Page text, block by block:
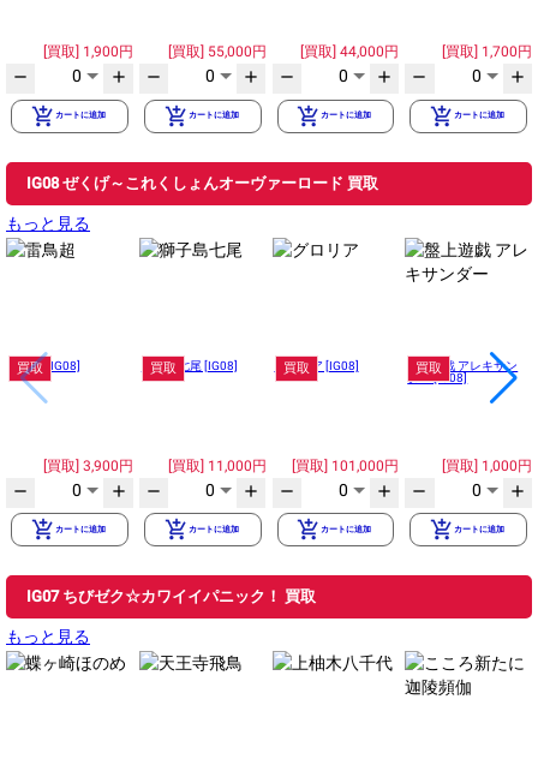
1,900円
remove 0 add
add_shopping_cart カートに追加
55,000円
remove 0 add
add_shopping_cart カートに追加
44,000円
remove 0 add
add_shopping_cartカートに追加
1,700円
remove 0 add
add_shopping_cartカートに追加
IG08 ぜくげ～これくしょんオーヴァーロード 買取
もっと見る
買取
雷鳥超 [IG08]
3,900円
remove 0 add
add_shopping_cart カートに追加
買取
獅子島七尾 [IG08]
11,000円
remove 0 add
add_shopping_cart カートに追加
買取
グロリア [IG08]
101,000円
remove 0 add
add_shopping_cartカートに追加
買取
盤上遊戯 アレキサン
ダー [IG08]
1,000円
remove 0 add
add_shopping_cartカートに追加
IG07 ちびゼク☆カワイイパニック！ 買取
もっと見る